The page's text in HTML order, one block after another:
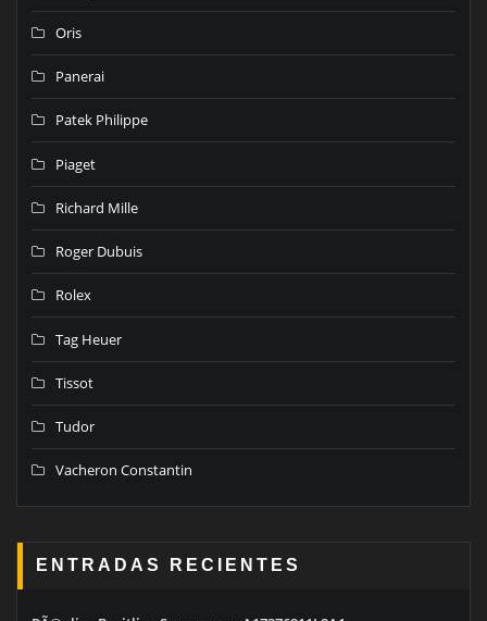
Oris
Panerai
Patek Philippe
Piaget
Richard Mille
Roger Dubuis
Rolex
Tag Heuer
Tissot
Tudor
Vacheron Constantin
ENTRADAS RECIENTES